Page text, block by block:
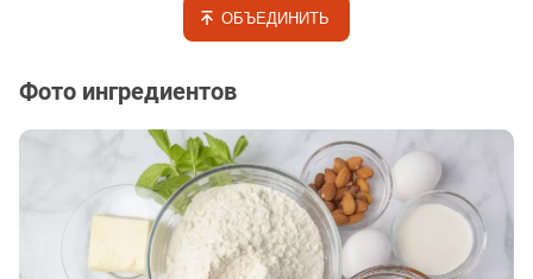
ОБЪЕДИНИТЬ
Фото ингредиентов